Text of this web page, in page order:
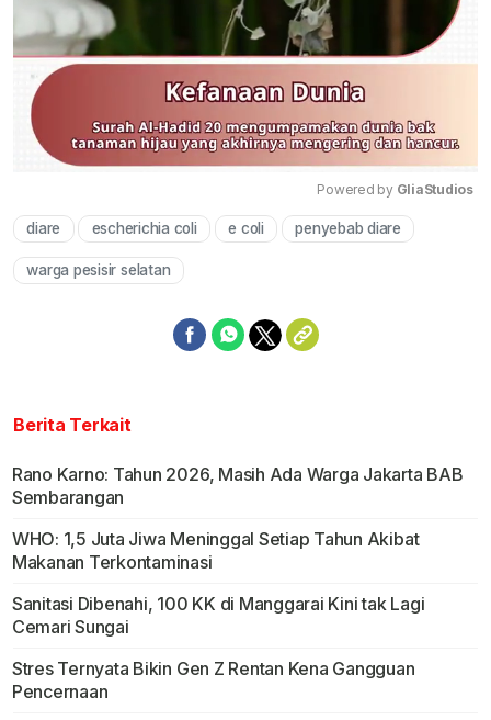
Mute
Powered by GliaStudios
diare escherichia coli e coli penyebab diare
warga pesisir selatan
Berita Terkait
Rano Karno: Tahun 2026, Masih Ada Warga Jakarta BAB
Sembarangan
WHO: 1,5 Juta Jiwa Meninggal Setiap Tahun Akibat
Makanan Terkontaminasi
Sanitasi Dibenahi, 100 KK di Manggarai Kini tak Lagi
Cemari Sungai
Stres Ternyata Bikin Gen Z Rentan Kena Gangguan
Pencernaan